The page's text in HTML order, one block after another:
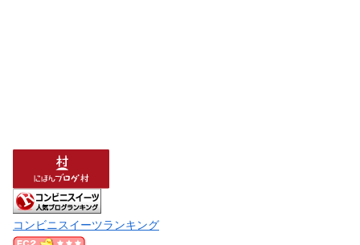
コンビニスイーツランキング